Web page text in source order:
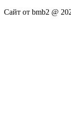
Сайт от bmb2 @